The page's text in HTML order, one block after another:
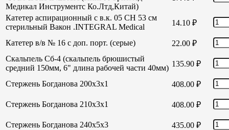
Медикал Инструментс Ко.Лтд,Китай)
Катетер аспирационный с в.к. 05 СН 53 см
стерильный Вакон .INTEGRAL Medical
14.10 ₽
Катетер в/в № 16 с доп. порт. (серые) 22.00 ₽
Скальпель Сб-4 (скальпель брюшистый
средний 150мм, 6" длина рабочей части 40мм) 135.90 ₽
Стержень Богданова 200х3х1 408.00 ₽
Стержень Богданова 210х3х1 408.00 ₽
Стержень Богданова 240х5х3 435.00 ₽